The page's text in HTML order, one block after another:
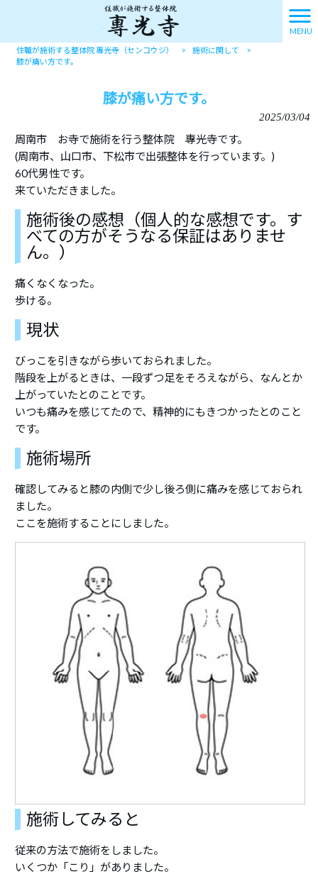
MENU
住職が施術する整体院 專光寺（センコウジ） > 施術に関して
>
膝が痛い方です。
膝が痛い方です。
2025/03/04
周南市 お寺で施術を行う整体院 專光寺です。
(周南市、山口市、下松市で出張整体を行っています。)
60代男性です。
来ていただきました。
施術後の感想（個人的な感想です。す
べての方がそうなる保証はありませ
ん。）
痛くなくなった。
歩ける。
現状
びっこを引きながら歩いておられました。
階段を上がるときは、一段ずつ足をそろえながら、なんとか
上がっていたとのことです。
いつも痛みを感じてたので、精神的にもきつかったとのこと
です。
施術場所
確認してみると膝の内側で少し後ろ側に痛みを感じておられ
ました。
ここを施術することにしました。
施術してみると
従来の方法で施術をしました。
いくつか「こり」がありました。